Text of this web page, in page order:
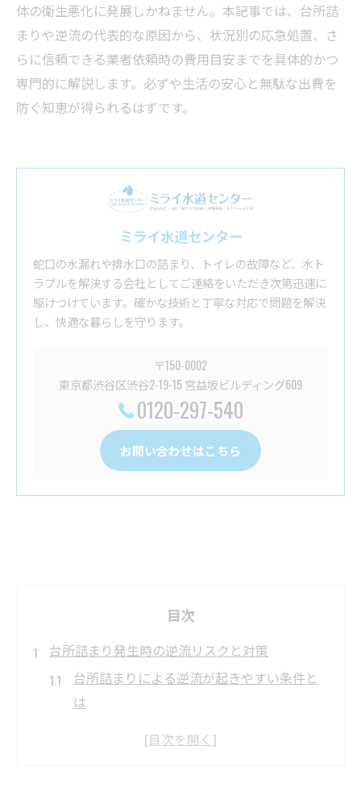
体の衛生悪化に発展しかねません。本記事では、台所詰
まりや逆流の代表的な原因から、状況別の応急処置、さ
らに信頼できる業者依頼時の費用目安までを具体的かつ
専門的に解説します。必ずや生活の安心と無駄な出費を
防ぐ知恵が得られるはずです。
ミライ水道センター
蛇口の水漏れや排水口の詰まり、トイレの故障など、水ト
ラブルを解決する会社としてご連絡をいただき次第迅速に
駆けつけています。確かな技術と丁寧な対応で問題を解決
し、快適な暮らしを守ります。
〒150-0002
東京都渋谷区渋谷2-19-15 宮益坂ビルディング609
0120-297-540
お問い合わせはこちら
目次
台所詰まり発生時の逆流リスクと対策
台所詰まりによる逆流が起きやすい条件と
は